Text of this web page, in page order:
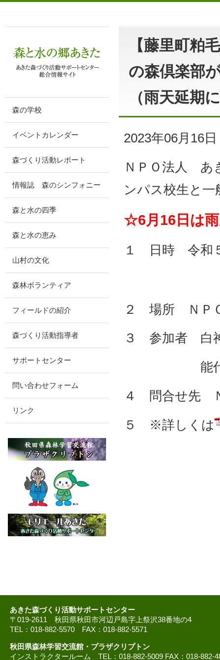
森の学校
イベントカレンダー
森づくり活動レポート
情報誌 森のシンフォニー
森と水の四季
森と水の恵み
山村の文化
森林ボランティア
フィールドの紹介
森づくり活動指導者
サポートセンター
問い合わせフォーム
リンク
【藤里町粕
の森倶楽部
（雨天延期
2023年06月16日
ＮＰＯ法人 あ
ンパス校生と
☆6月16日は
１ 日時 令和
２ 場所 ＮＰ
３ 参加者 白
能代高校
４ 問合せ先
５ ※詳しくは
あきた森づくり活動サポートセンター
〒019-2611 秋田県秋田市河辺戸島字上祭沢38番地の4
TEL：018-882-5570 FAX：018-882-5571
秋田県森林学習交流館・プラザクリプトン
インストラクタールーム TEL：018-882-5009 FAX：018-882-